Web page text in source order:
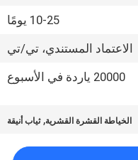
10-25 يومًا
الاعتماد المستندي، تي/تي
20000 ياردة في الأسبوع
الخياطة القشرة القشرية,ثياب أنيقة